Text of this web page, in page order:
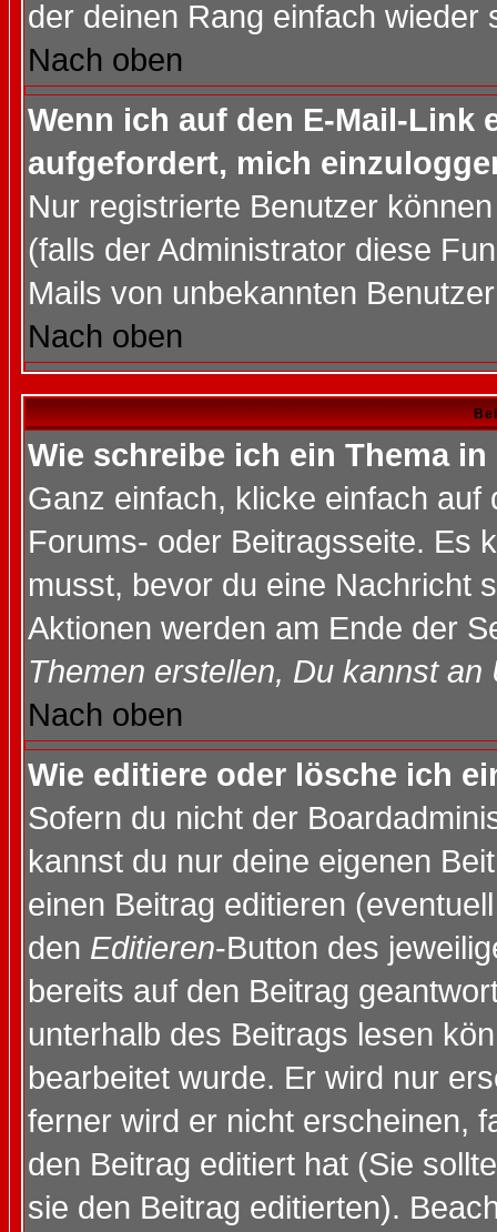
der deinen Rang einfach wieder
Nach oben
Wenn ich auf den E-Mail-Link
aufgefordert, mich
Nur registrierte Benutzer
(falls der Administrator diese
Mails von unbekannten
Nach oben
Wie schreibe ich ein Thema
Ganz einfach, klicke einfach
Forums- oder Beitragsseite. Es
musst, bevor du eine Nachricht
Aktionen werden am Ende der
Themen erstellen, Du kannst
Nach oben
Wie editiere oder lösche ich
Sofern du nicht der
kannst du nur deine eigenen
einen Beitrag editieren
den Editieren-Button des
bereits auf den Beitrag
unterhalb des Beitrags lesen
bearbeitet wurde. Er wird nur
ferner wird er nicht erscheinen,
den Beitrag editiert hat (Sie
sie den Beitrag editierten).